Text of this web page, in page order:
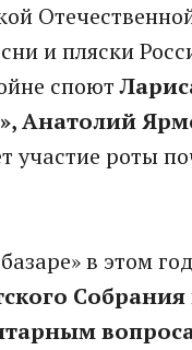
и пляски
споют
Анатолий
участие роты
в этом